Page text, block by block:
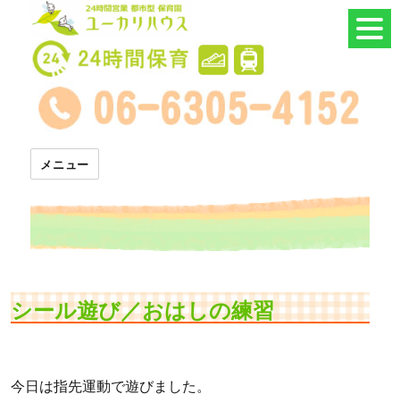
24時間託児所 ユーカリハウス
メニュー
シール遊び／おはしの練習
今日は指先運動で遊びました。